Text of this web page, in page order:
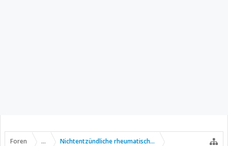
Foren ... Nichtentzündliche rheumatische Erkrankungen